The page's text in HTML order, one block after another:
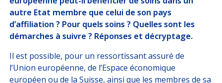
NOUS REJOINDRE
Choisissez votre profil
autre Etat membre que celui de son pays
d’affiliation ? Pour quels soins ? Quelles sont les
démarches à suivre ? Réponses et décryptage.
Il est possible, pour un ressortissant assuré de
l’Union européenne, de l’Espace économique
européen ou de la Suisse, ainsi que les membres de sa